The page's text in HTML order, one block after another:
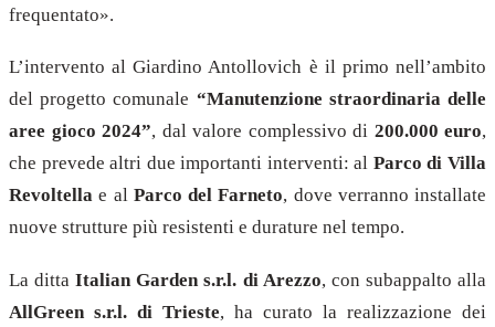
frequentato».
L’intervento al Giardino Antollovich è il primo nell’ambito
del progetto comunale “Manutenzione straordinaria delle
aree gioco 2024”, dal valore complessivo di 200.000 euro,
che prevede altri due importanti interventi: al Parco di Villa
Revoltella e al Parco del Farneto, dove verranno installate
nuove strutture più resistenti e durature nel tempo.
La dittaItalian Garden s.r.l. di Arezzo, con subappalto alla
AllGreen s.r.l. di Trieste, ha curato la realizzazione dei